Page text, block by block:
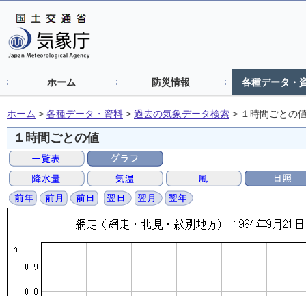
ホーム 防災情報 各種データ・
ホーム > 各種データ・資料 > 過去の気象データ検索 > １時間ごとの
１時間ごとの値